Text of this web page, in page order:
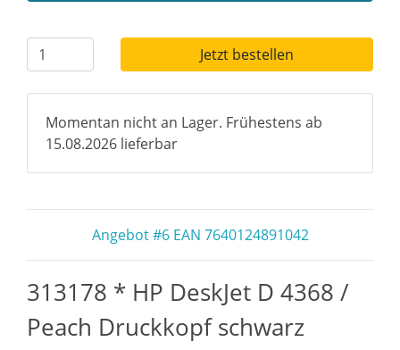
Jetzt bestellen
Momentan nicht an Lager. Frühestens ab
15.08.2026 lieferbar
Angebot #6 EAN 7640124891042
313178 * HP DeskJet D 4368 /
Peach Druckkopf schwarz